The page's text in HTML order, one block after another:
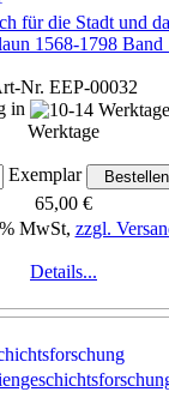
für die Stadt und
1568-1798 Band
Nr. EEP-00032
in
Werktage
Exemplar
65,00 €
MwSt, zzgl.
Details...